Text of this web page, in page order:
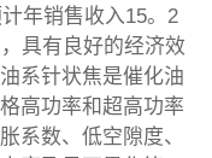
年销售收入15。2
具有良好的经济效
系针状焦是催化油
高功率和超高功率
系数、低空隙度、